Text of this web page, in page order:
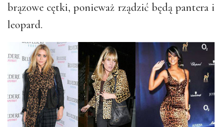
brązowe cętki, ponieważ rządzić będą pantera i
leopard.